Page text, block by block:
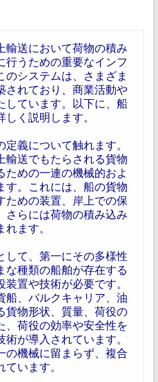
輸送において荷物の積み
行うための重要なインフ
のシステムは、さまざま
されており、商業活動や
しています。以下に、船
く説明します。
義について触れます。
輸送でもたらされる貨物
ための一連の機械的およ
す。これには、船の貨物
ための装置、岸上での保
さらには荷物の積み込み
ます。
して、第一にその多様性
な種類の船舶が存在する
置や技術が必要です。
船、バルクキャリア、油
貨物形状、質量、荷役の
、荷役の効率や安全性を
が導入されています。
の機械に留まらず、複合
います。